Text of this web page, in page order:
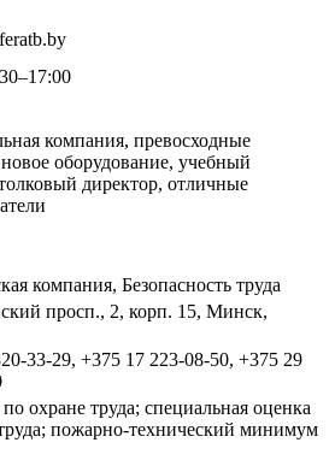
компания, превосходные
оборудование, учебный
директор, отличные
компания, Безопасность труда
просп., 2, корп. 15, Минск,
33-29, +375 17 223-08-50, +375 29
охране труда; специальная оценка
пожарно-технический минимум